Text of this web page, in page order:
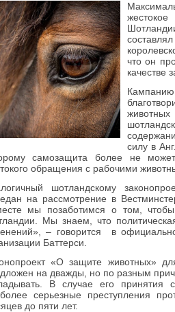
что он
качестве
силу в
самозащита более не
обращения с рабочими
шотландскому
на рассмотрение в
мы позаботимся о том,
Мы знаем, что
– говорится в
Баттерси.
«О защите животных»
на дважды, но по разным
В случае его принятия
серьезные преступления
до пяти лет.